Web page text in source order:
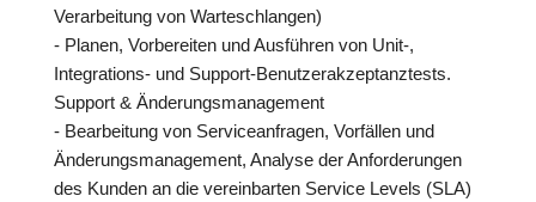
Verarbeitung von Warteschlangen)
- Planen, Vorbereiten und Ausführen von Unit-,
Integrations- und Support-Benutzerakzeptanztests.
Support & Änderungsmanagement
- Bearbeitung von Serviceanfragen, Vorfällen und
Änderungsmanagement, Analyse der Anforderungen
des Kunden an die vereinbarten Service Levels (SLA)